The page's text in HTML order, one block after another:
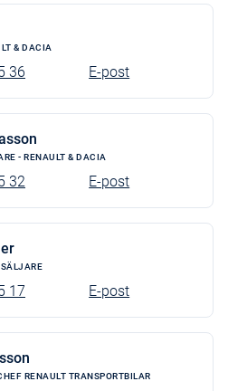
& DACIA
36 E-post
- RENAULT & DACIA
32 E-post
17 E-post
RENAULT TRANSPORTBILAR